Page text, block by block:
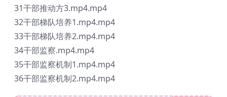
31干部推动方3.mp4.mp4
32干部梯队培养1.mp4.mp4
33干部梯队培养2.mp4.mp4
34干部监察.mp4.mp4
35干部监察机制1.mp4.mp4
36干部监察机制2.mp4.mp4